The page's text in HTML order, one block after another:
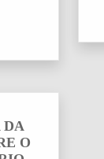
DA
O